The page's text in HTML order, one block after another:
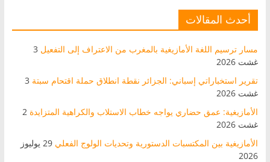
أحدث المقالات
مسار ترسيم اللغة الأمازيغية بالمغرب من الاعتراف إلى التفعيل 3
غشت 2026
تقرير استخباراتي إسباني: الجزائر نقطة انطلاق حملة اقتحام سبتة 3
غشت 2026
الأمازيغية: عمق حضاري يواجه خطاب الاستلاب والكراهية المتزايدة 2
غشت 2026
الأمازيغية بين المكتسبات الدستورية وتحديات الولوج الفعلي
29 يوليوز
2026